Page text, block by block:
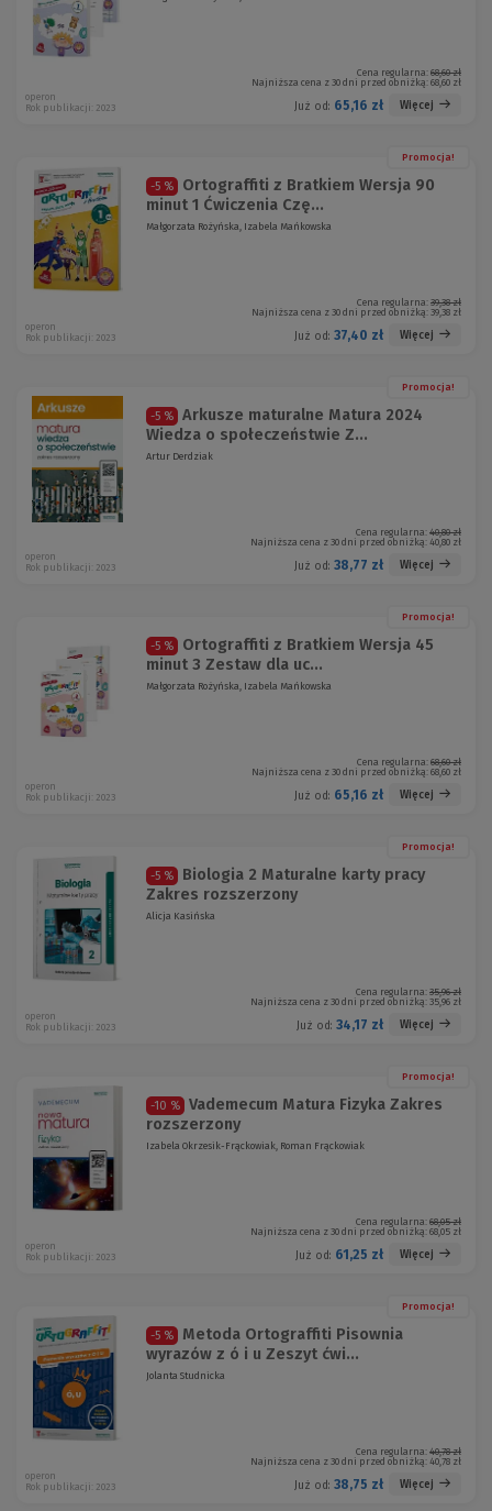
Cena regularna: 68,60 zł
Najniższa cena z 30 dni przed obniżką: 68,60 zł
Już od: 65,16 zł Więcej
operon
Rok publikacji: 2023
Promocja!
-5 %
Ortograffiti z Bratkiem Wersja 90
minut 1 Ćwiczenia Czę...
Małgorzata Rożyńska, Izabela Mańkowska
Cena regularna: 39,38 zł
Najniższa cena z 30 dni przed obniżką: 39,38 zł
Już od: 37,40 zł Więcej
operon
Rok publikacji: 2023
Promocja!
-5 %
Arkusze maturalne Matura 2024
Wiedza o społeczeństwie Z...
Artur Derdziak
Cena regularna: 40,80 zł
Najniższa cena z 30 dni przed obniżką: 40,80 zł
Już od: 38,77 zł Więcej
operon
Rok publikacji: 2023
Promocja!
-5 %
Ortograffiti z Bratkiem Wersja 45
minut 3 Zestaw dla uc...
Małgorzata Rożyńska, Izabela Mańkowska
Cena regularna: 68,60 zł
Najniższa cena z 30 dni przed obniżką: 68,60 zł
Już od: 65,16 zł Więcej
operon
Rok publikacji: 2023
Promocja!
-5 %
Biologia 2 Maturalne karty pracy
Zakres rozszerzony
Alicja Kasińska
Cena regularna: 35,96 zł
Najniższa cena z 30 dni przed obniżką: 35,96 zł
Już od: 34,17 zł Więcej
operon
Rok publikacji: 2023
Promocja!
-10 %
Vademecum Matura Fizyka Zakres
rozszerzony
Izabela Okrzesik-Frąckowiak, Roman Frąckowiak
Cena regularna: 68,05 zł
Najniższa cena z 30 dni przed obniżką: 68,05 zł
Już od: 61,25 zł Więcej
operon
Rok publikacji: 2023
Promocja!
-5 %
Metoda Ortograffiti Pisownia
wyrazów z ó i u Zeszyt ćwi...
Jolanta Studnicka
Cena regularna: 40,78 zł
Najniższa cena z 30 dni przed obniżką: 40,78 zł
Już od: 38,75 zł Więcej
operon
Rok publikacji: 2023